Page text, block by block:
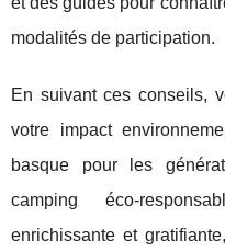
modalités de participation.
En suivant ces conseils,
votre impact
basque pour les
camping éco-
enrichissante et